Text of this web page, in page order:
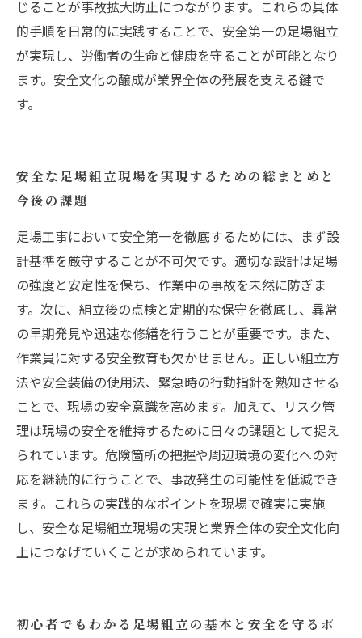
じることが事故拡大防止につながります。これらの具体
的手順を日常的に実践することで、安全第一の足場組立
が実現し、労働者の生命と健康を守ることが可能となり
ます。安全文化の醸成が業界全体の発展を支える鍵で
す。
安全な足場組立現場を実現するための総まとめと
今後の課題
足場工事において安全第一を徹底するためには、まず設
計基準を厳守することが不可欠です。適切な設計は足場
の強度と安定性を保ち、作業中の事故を未然に防ぎま
す。次に、組立後の点検と定期的な保守を徹底し、異常
の早期発見や迅速な修繕を行うことが重要です。また、
作業員に対する安全教育も欠かせません。正しい組立方
法や安全装備の使用法、緊急時の行動指針を熟知させる
ことで、現場の安全意識を高めます。加えて、リスク管
理は現場の安全を維持するために日々の課題として捉え
られています。危険箇所の把握や周辺環境の変化への対
応を継続的に行うことで、事故発生の可能性を低減でき
ます。これらの実践的なポイントを現場で確実に実施
し、安全な足場組立現場の実現と業界全体の安全文化向
上につなげていくことが求められています。
初心者でもわかる足場組立の基本と安全を守るポ